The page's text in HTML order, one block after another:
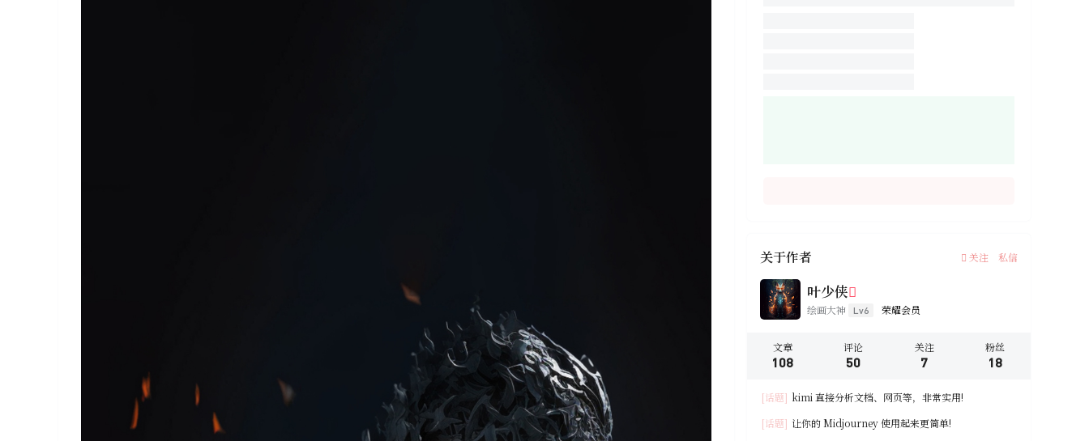
关于作者 关注 私信
叶少侠
绘画大神 Lv6 荣耀会员
文章
108
评论
50
关注
7
粉丝
18
[话题] kimi 直接分析文档、网页等，非常实用!
[话题] 让你的 Midjourney 使用起来更简单!